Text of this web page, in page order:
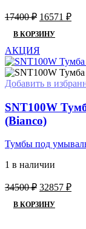
17400₽
составляла
17400 ₽.
16571 ₽
В КОРЗИНУ
АКЦИЯ
Добавить в
SNT100W
(Bianco)
Тумбы под
1 в наличии
34500₽
составляла
32857 ₽
В КОРЗИНУ